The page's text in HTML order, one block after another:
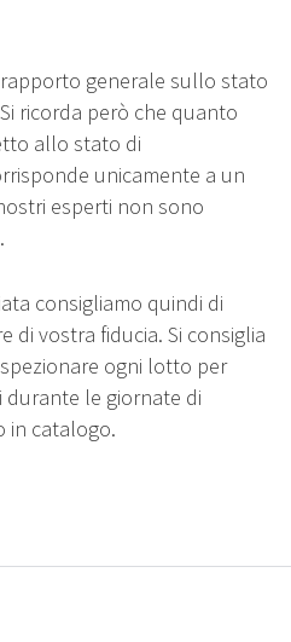
generale sullo stato
ricorda però che quanto
allo stato di
unicamente a un
esperti non sono
consigliamo quindi di
di vostra fiducia. Si consiglia
ogni lotto per
durante le giornate di
in catalogo.